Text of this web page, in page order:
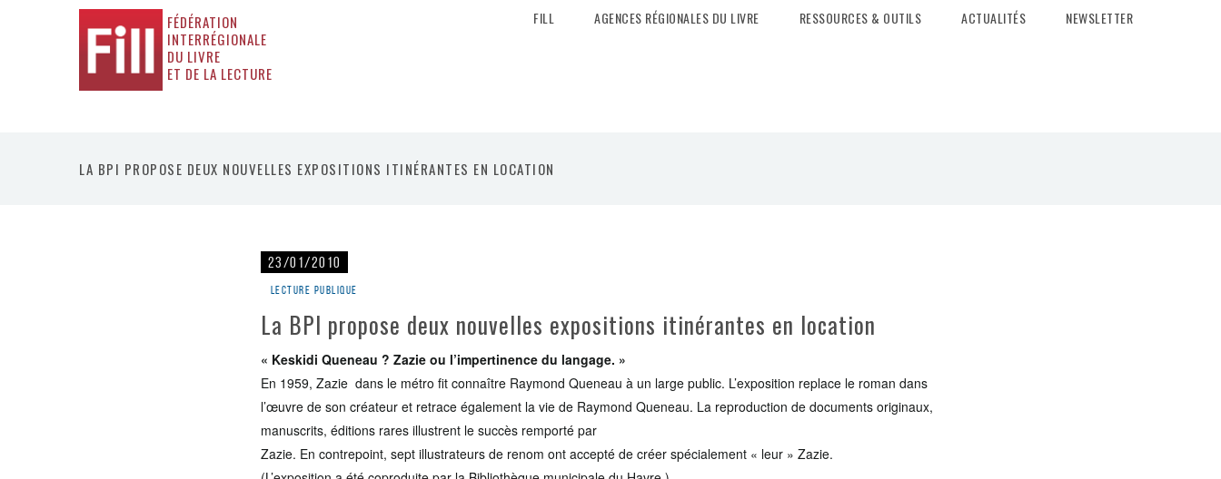
FÉDÉRATION
INTERRÉGIONALE
DU LIVRE
ET DE LA LECTURE
FILL AGENCES RÉGIONALES DU LIVRE RESSOURCES & OUTILS ACTUALITÉS NEWSLETTER
LA BPI PROPOSE DEUX NOUVELLES EXPOSITIONS ITINÉRANTES EN LOCATION
23/01/2010
Lecture publique
La BPI propose deux nouvelles expositions itinérantes en location
« Keskidi Queneau ? Zazie ou l’impertinence du langage. »
En 1959, Zazie dans le métro fit connaître Raymond Queneau à un large public. L’exposition replace le roman dans
l’œuvre de son créateur et retrace également la vie de Raymond Queneau. La reproduction de documents originaux,
manuscrits, éditions rares illustrent le succès remporté par
Zazie. En contrepoint, sept illustrateurs de renom ont accepté de créer spécialement « leur » Zazie.